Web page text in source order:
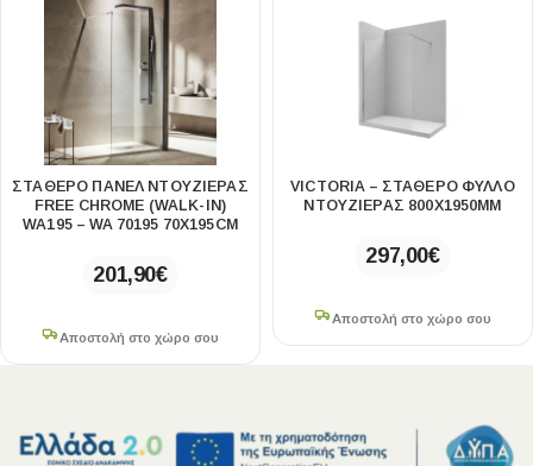
ΣΤΑΘΕΡΌ ΠΆΝΕΛ ΝΤΟΥΖΙΈΡΑΣ
FREE CHROME (WALK-IN)
WA195 – WA 70195 70Χ195CM
201,90€
Αποστολή στο χώρο σου
VICTORIA – ΣΤΑΘΕΡΌ ΦΎΛΛΟ
ΝΤΟΥΖΙΈΡΑΣ 800X1950MM
297,00€
Αποστολή στο χώρο σου